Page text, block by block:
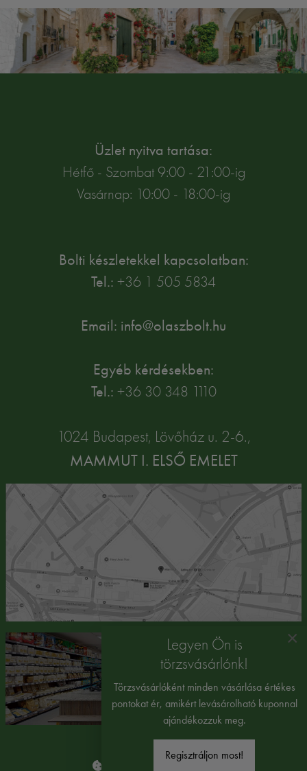
Üzlet nyitva tartása:
Hétfő - Szombat 9:00 - 21:00-ig
Vasárnap: 10:00 - 18:00-ig
Bolti készletekkel kapcsolatban:
Tel.: +36 1 505 5834
Email: info@olaszbolt.hu
Egyéb kérdésekben:
Tel.: +36 30 348 1110
1024 Budapest, Lövőház u. 2-6.,
MAMMUT I. ELSŐ EMELET
×
Legyen Ön is
törzsvásárlónk!
Törzsvásárlóként minden vásárlása értékes
pontokat ér, amikért levásárolható kuponnal
ajándékozzuk meg.
Regisztráljon most!